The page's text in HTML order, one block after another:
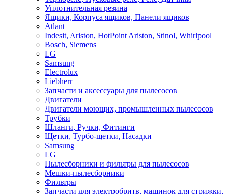
Уплотнительная резина
Ящики, Корпуса ящиков, Панели ящиков
Atlant
Indesit, Ariston, HotPoint Ariston, Stinol, Whirlpool
Bosch, Siemens
LG
Samsung
Electrolux
Liebherr
Запчасти и аксессуары для пылесосов
Двигатели
Двигатели моющих, промышленных пылесосов
Трубки
Шланги, Ручки, Фитинги
Щетки, Турбо-щетки, Насадки
Samsung
LG
Пылесборники и фильтры для пылесосов
Мешки-пылесборники
Фильтры
Запчасти для электробритв, машинок для стрижки,